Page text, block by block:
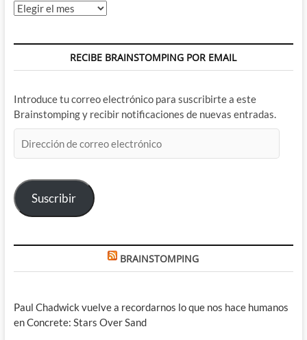
Archivos
RECIBE BRAINSTOMPING POR EMAIL
Introduce tu correo electrónico para suscribirte a este
Brainstomping y recibir notificaciones de nuevas entradas.
de
electrónico
Suscribir
BRAINSTOMPING
Paul Chadwick vuelve a recordarnos lo que nos hace humanos
en Concrete: Stars Over Sand